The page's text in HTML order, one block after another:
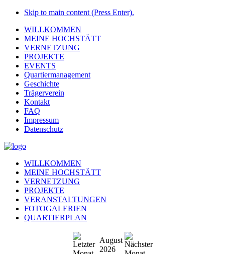
Skip to main content (Press Enter).
WILLKOMMEN
MEINE HOCHSTÄTT
VERNETZUNG
PROJEKTE
EVENTS
Quartiermanagement
Geschichte
Trägerverein
Kontakt
FAQ
Impressum
Datenschutz
WILLKOMMEN
MEINE HOCHSTÄTT
VERNETZUNG
PROJEKTE
VERANSTALTUNGEN
FOTOGALERIEN
QUARTIERPLAN
August
2026